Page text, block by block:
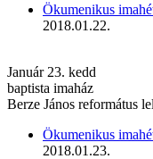
Ökumenikus
2018.01.22.
Január 23. kedd
baptista imaház
Berze János református
Ökumenikus
2018.01.23.